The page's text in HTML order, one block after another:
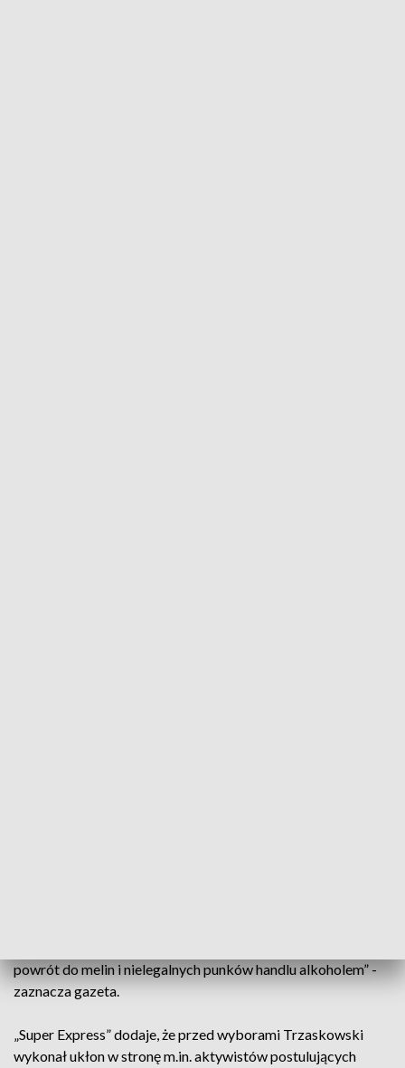
powrót do melin i nielegalnych punków handlu alkoholem” -
zaznacza gazeta.
„Super Express” dodaje, że przed wyborami Trzaskowski
wykonał ukłon w stronę m.in. aktywistów postulujących